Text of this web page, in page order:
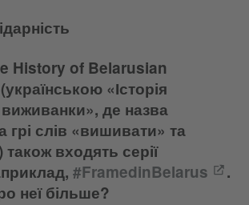
History of Belarusian
«Історія
виживанки», де назва
грі слів «вишивати» та
входять серії
#FramedinBelarus
.
неї більше?